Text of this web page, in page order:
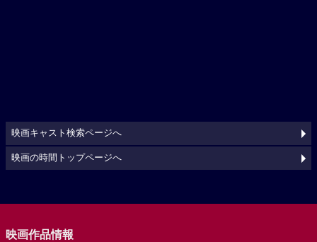
映画キャスト検索ページへ
映画の時間トップページへ
映画作品情報